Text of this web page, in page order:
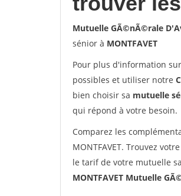
Mutuelle GÃ©nÃ©rale
sénior à MONTFAVET
Pour plus d'information
possibles et utiliser notre
bien choisir sa mutuelle
qui répond à votre besoin.
Comparez les
MONTFAVET. Trouvez
le tarif de votre mutuelle
MONTFAVET Mutuelle